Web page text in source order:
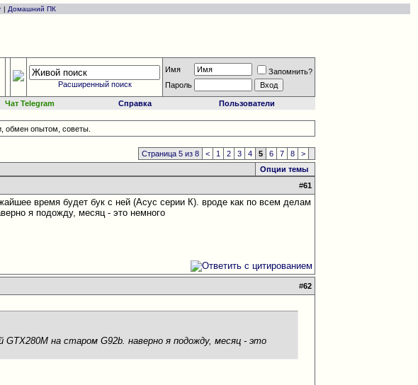
| Домашний ПК
Расширенный поиск
Имя
Запомнить?
Пароль
Чат Telegram Справка Пользователи
обмен опытом, советы.
Страница 5 из 8 < 1 2 3 4 5 6 7 8
>
Опции темы
#61
время будет бук с ней (Асус серии К). вроде как по всем делам
я подожду, месяц - это немного
#62
на старом G92b. наверно я подожду, месяц - это